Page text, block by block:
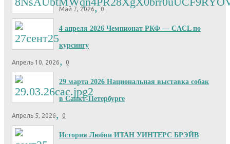
Май 7, 2026,0
4 апреля 2026 Чемпионат РКФ — CACL по
курсингу
Апрель 10, 2026, 0
29 марта 2026 Национальная выставка собак
в Санкт-Петербурге
Апрель 5, 2026, 0
История Любви ИТАН УИНТЕРС БРЭЙВ